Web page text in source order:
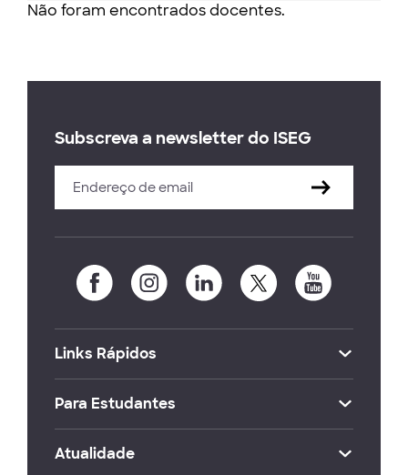
Não foram encontrados docentes.
Subscreva a newsletter do ISEG
Links Rápidos
Para Estudantes
Atualidade